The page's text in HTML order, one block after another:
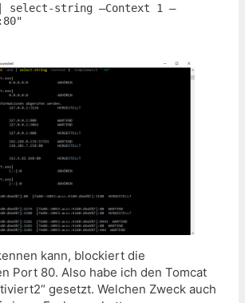
select-string –Context 1 –
kann, blockiert die
Port 80. Also habe ich den Tomcat
gesetzt. Welchen Zweck auch